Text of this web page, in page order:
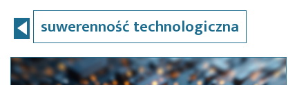
suwerenność technologiczna